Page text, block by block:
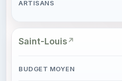
Saint-Louis